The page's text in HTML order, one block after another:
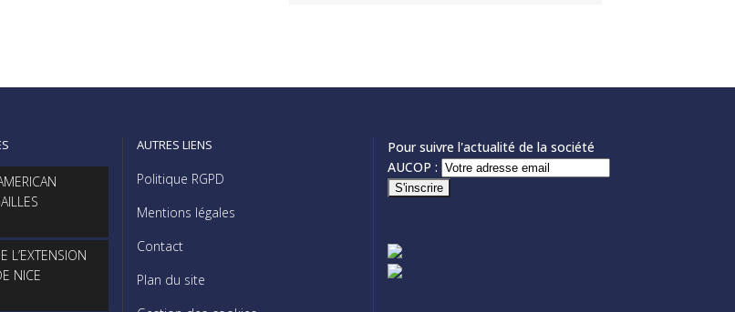
L’EXTENSION
NICE
AUTRES LIENS
Politique RGPD
Mentions légales
Contact
Plan du site
Pour suivre l'actualité de la société
AUCOP :